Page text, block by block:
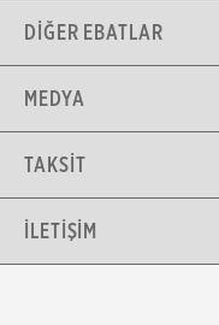
DIĞER EBATLAR
MEDYA
TAKSIT
İLETIŞIM